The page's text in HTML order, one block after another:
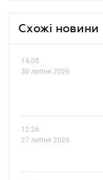
Схожі новини
14.08
30 липня 2026
12.26
27 липня 2026